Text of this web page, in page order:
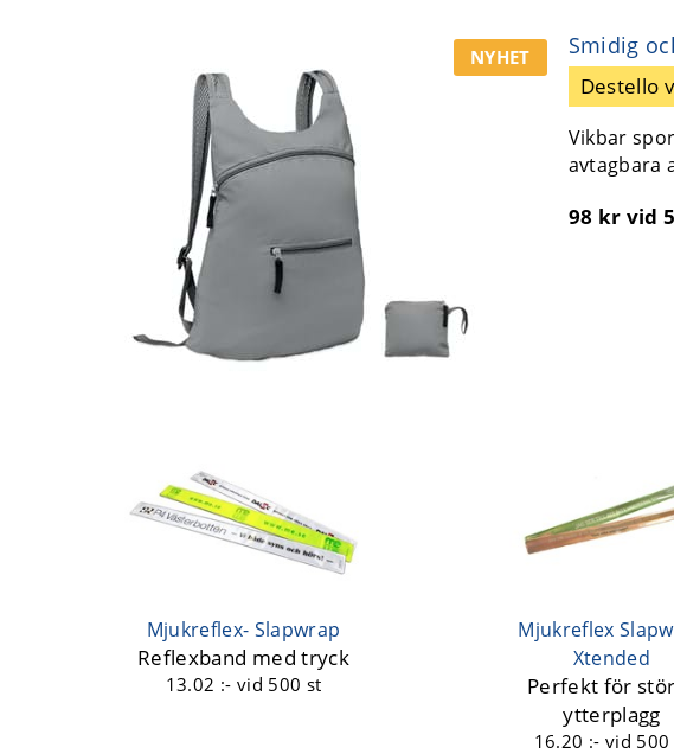
NYHET Smidig
Destello
Vikbar
avtagbara
98 kr vid
Mjukreflex- Slapwrap
Reflexband med tryck
13.02 :- vid 500 st
Mjukreflex
Xtended
Perfekt för
ytterplagg
16.20 :- vid 500